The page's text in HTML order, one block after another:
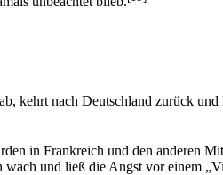
kehrt nach Deutschland zurück und
in Frankreich und den anderen
und ließ die Angst vor einem